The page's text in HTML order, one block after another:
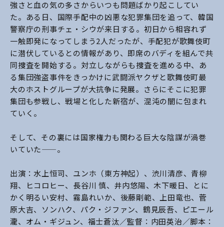
強さと血の気の多さからいつも問題ばかり起こしてい
た。ある日、国際手配中の凶悪な犯罪集団を追って、韓国
警察庁の刑事チェ・シウが来日する。初日から相容れず
一触即発になってしまう2人だったが、手配犯が歌舞伎町
に潜伏しているとの情報があり、即席のバディを組んで共
同捜査を開始する。対立しながらも捜査を進める中、あ
る集団強盗事件をきっかけに武闘派ヤクザと歌舞伎町最
大のホストグループが大抗争に発展。さらにそこに犯罪
集団も参戦し、戦場と化した新宿が、混沌の闇に包まれ
ていく。
そして、その裏には国家権力も関わる巨大な陰謀が渦巻
いていた——。
出演：水上恒司、ユンホ（東方神起）、渋川清彦、青柳
翔、ヒコロヒー、長谷川 慎、井内悠陽、木下暖日、とに
かく明るい安村、霧島れいか、後藤剛範、上田竜也、菅
原大吉、ソンハク、パク・ジファン、鶴見辰吾、ピエール
瀧、オム・ギジュン、福士蒼汰／監督：内田英治／脚本：